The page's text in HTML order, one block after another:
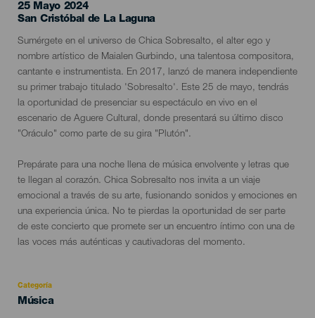
25 Mayo 2024
Localidad
San Cristóbal de La Laguna
Descripción
del
evento
Sumérgete en el universo de Chica Sobresalto, el alter ego y
nombre artístico de Maialen Gurbindo, una talentosa compositora,
cantante e instrumentista. En 2017, lanzó de manera independiente
su primer trabajo titulado 'Sobresalto'. Este 25 de mayo, tendrás
la oportunidad de presenciar su espectáculo en vivo en el
escenario de Aguere Cultural, donde presentará su último disco
"Oráculo" como parte de su gira "Plutón".
Prepárate para una noche llena de música envolvente y letras que
te llegan al corazón. Chica Sobresalto nos invita a un viaje
emocional a través de su arte, fusionando sonidos y emociones en
una experiencia única. No te pierdas la oportunidad de ser parte
de este concierto que promete ser un encuentro íntimo con una de
las voces más auténticas y cautivadoras del momento.
Categoría
Categoría
Música